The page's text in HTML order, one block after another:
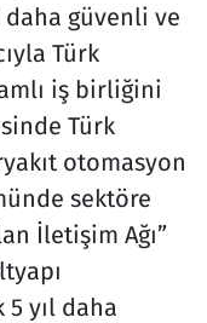
güvenli ve
Türk
iş birliğini
Türk
otomasyon
sektöre
İletişim Ağı”
yıl daha